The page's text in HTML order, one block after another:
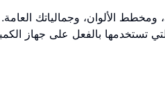
الألوان، وجمالياتك العامة.
التي تستخدمها بالفعل على جهاز